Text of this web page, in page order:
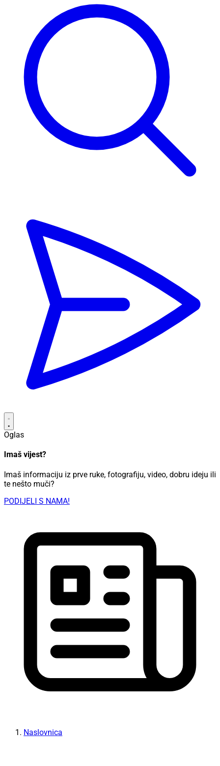
Oglas
Imaš vijest?
Imaš informaciju iz prve ruke, fotografiju, video, dobru ideju ili
te nešto muči?
PODIJELI S NAMA!
Naslovnica